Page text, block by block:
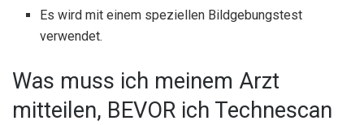
Es wird mit einem speziellen Bildgebungstest
verwendet.
Was muss ich meinem Arzt
mitteilen, BEVOR ich Technescan